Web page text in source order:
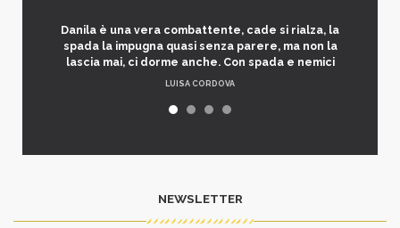
Danila è una vera combattente, cade si rialza, la
spada la impugna quasi senza parere, ma non la
lascia mai, ci dorme anche. Con spada e nemici
LUISA CORDOVA
NEWSLETTER